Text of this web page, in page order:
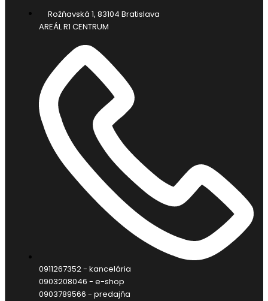
Rožňavská 1, 83104 Bratislava
AREÁL R1 CENTRUM
0911267352 - kancelária
0903208046 - e-shop
0903789566 - predajňa